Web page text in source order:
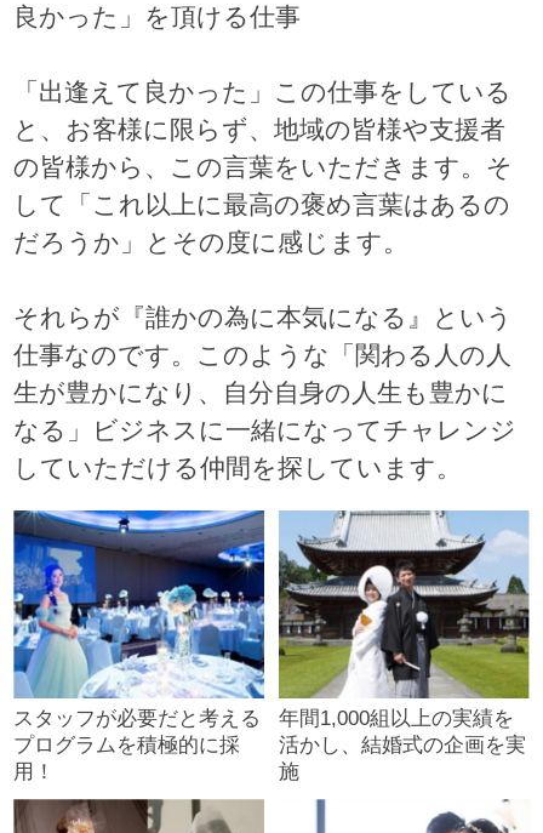
良かった」を頂ける仕事
「出逢えて良かった」この仕事をしている
と、お客様に限らず、地域の皆様や支援者
の皆様から、この言葉をいただきます。そ
して「これ以上に最高の褒め言葉はあるの
だろうか」とその度に感じます。
それらが『誰かの為に本気になる』という
仕事なのです。このような「関わる人の人
生が豊かになり、自分自身の人生も豊かに
なる」ビジネスに一緒になってチャレンジ
していただける仲間を探しています。
スタッフが必要だと考える
プログラムを積極的に採
用！
年間1,000組以上の実績を
活かし、結婚式の企画を実
施